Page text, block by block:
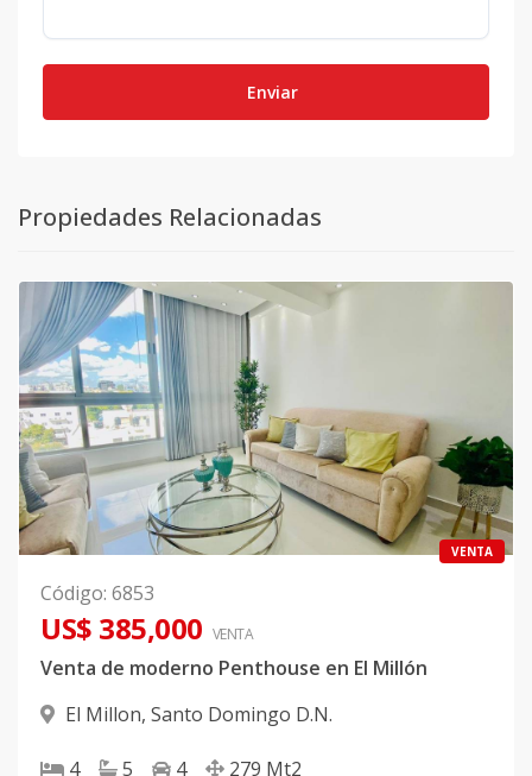
Enviar
Propiedades Relacionadas
VENTA
Código: 6853
US$ 385,000 VENTA
Venta de moderno Penthouse en El Millón
El Millon, Santo Domingo D.N.
4 5 4 279 Mt2